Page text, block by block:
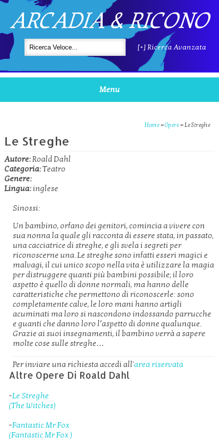
ARCADIA & RICONO
[+] Ricerca Avanzata
Menu
Home »Opere » Le Streghe
Le Streghe
Autore:Roald Dahl
Categoria:Teatro
Genere:
Lingua:inglese
Sinossi:
Un bambino, orfano dei genitori, comincia a vivere con
sua nonna la quale gli racconta di essere stata, in passato,
una cacciatrice di streghe, e gli svela i segreti per
riconoscerne una. Le streghe sono infatti esseri magici e
malvagi, il cui unico scopo nella vita è utilizzare la magia
per distruggere quanti più bambini possibile; il loro
aspetto è quello di donne normali, ma hanno delle
caratteristiche che permettono di riconoscerle: sono
completamente calve, le loro mani hanno artigli
acuminati ma loro si nascondono indossando parrucche
e guanti che danno loro l’aspetto di donne qualunque.
Grazie ai suoi insegnamenti, il bambino verrà a sapere
molte cose sulle streghe…
Per inviare una richiesta accedi all'area riservata
Altre Opere Di Roald Dahl
-Le Streghe
(The Witches)
-Fantastic Mr Fox
(Fantastic Mr Fox )